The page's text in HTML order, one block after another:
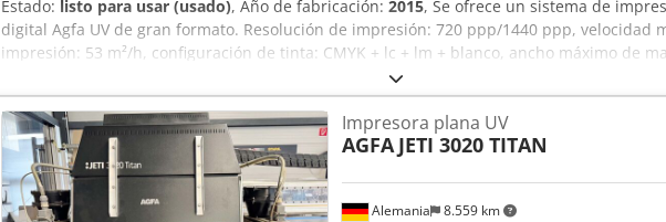
Estado: listo para usar (usado), Año de fabricación: 2015, Se ofrece un sistema de
digital Agfa UV de gran formato. Resolución de impresión: 720 ppp/1440 ppp, velocidad
impresión: 53 m²/h, configuración de tinta: CMYK + lc + lm + blanco, ancho máximo de
ancho máximo de impresión: 2000 mm, grosor máximo de material: 45 mm, peso máximo
kg/m². Dimensiones de la máquina (X/Y/Z): aproximadamente 4350 mm/1470 mm/1600
aproximadamente 1800 kg. Incluye 4 mesas en perfecto estado para la impresión de
estación de trabajo. Actualmente, la configuración de tinta está adaptada para la
tráfico. Es posible volver a la configuración estándar CMYK. Se puede organizar una visita
inspeccionar el equipo. Cjdpjznc Rlsfx Abxjha
Alemania 8.559 km
Impresora plana UV
AGFA JETI 3020 TITAN